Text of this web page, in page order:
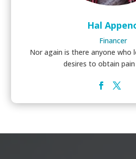
Hal
Financer
Nor again is there anyone who
desires to obtain